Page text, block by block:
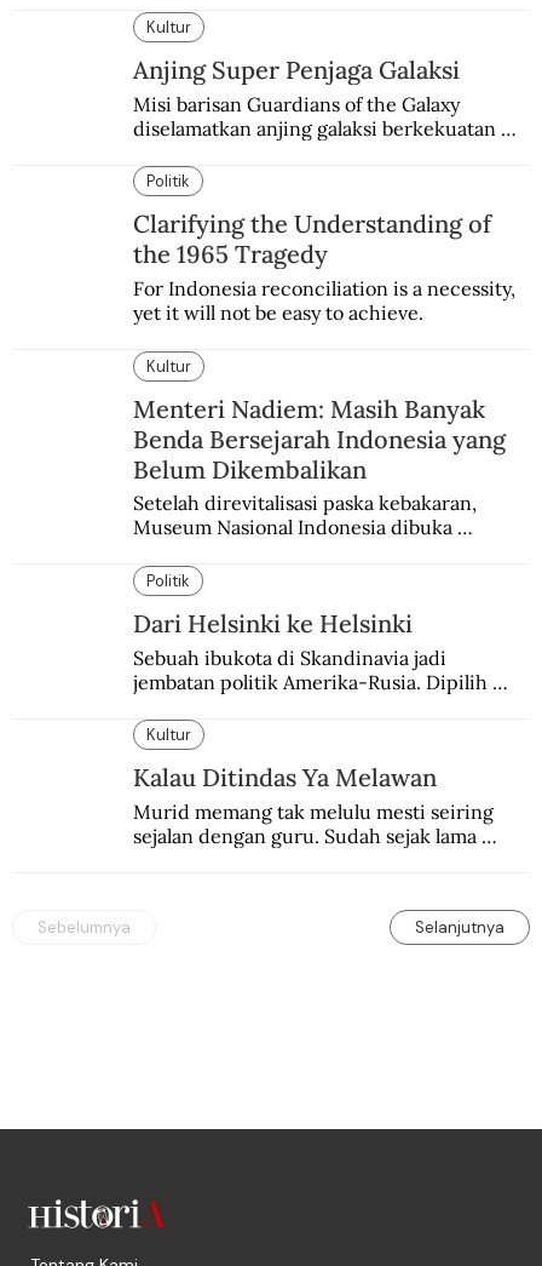
Kultur
Anjing Super Penjaga Galaksi
Misi barisan Guardians of the Galaxy
diselamatkan anjing galaksi berkekuatan
si martir antariksa Soviet.
Politik
Clarifying the Understanding of
the 1965 Tragedy
For Indonesia reconciliation is a necessity,
yet it will not be easy to achieve.
Kultur
Menteri Nadiem: Masih Banyak
Benda Bersejarah Indonesia yang
Belum Dikembalikan
Setelah direvitalisasi paska kebakaran,
Museum Nasional Indonesia dibuka
Pameran Repatriasi 2024.
Politik
Dari Helsinki ke Helsinki
Sebuah ibukota di Skandinavia jadi
jembatan politik Amerika-Rusia. Dipilih
Kultur
Kalau Ditindas Ya Melawan
Murid memang tak melulu mesti seiring
sejalan dengan guru. Sudah sejak lama
Sebelumnya Selanjutnya